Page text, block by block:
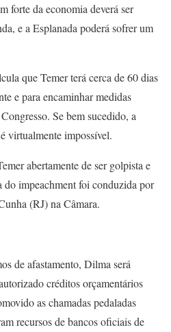
forte da economia deverá ser
e a Esplanada poderá sofrer um
que Temer terá cerca de 60 dias
e para encaminhar medidas
Se bem sucedido, a
virtualmente impossível.
abertamente de ser golpista e
do impeachment foi conduzida por
(RJ) na Câmara.
de afastamento, Dilma será
créditos orçamentários
as chamadas pedaladas
recursos de bancos oficiais de